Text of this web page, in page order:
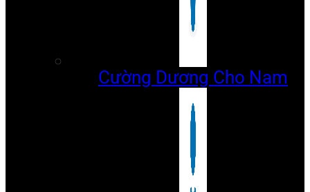
Cường Dương Cho Nam